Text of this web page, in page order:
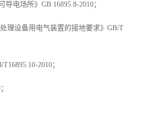
电场所》GB 16895.8-2010；
理设备用电气装置的接地要求》GB/T
2010；